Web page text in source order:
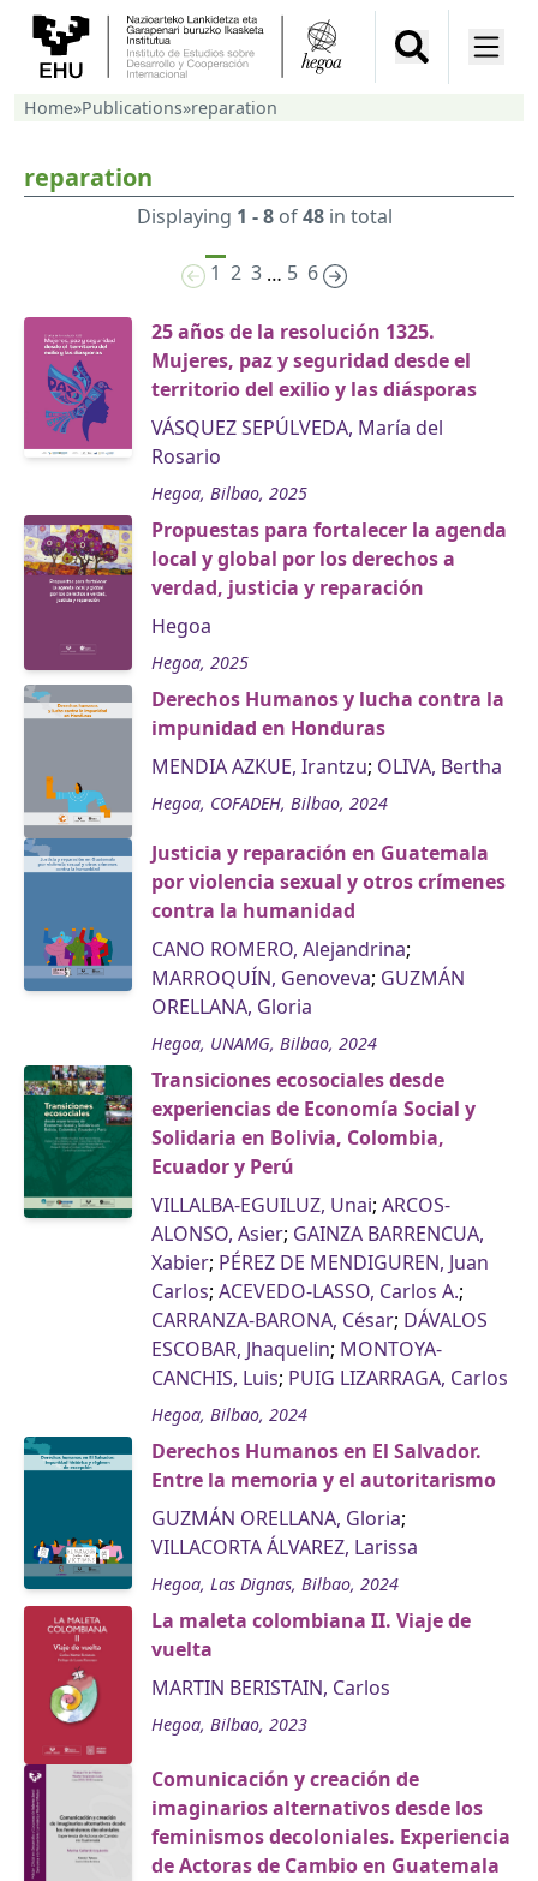
Home»Publications»reparation
reparation
Displaying 1 - 8of48in total
1 2 3 … 5 6
25 años de la resolución 1325.
Mujeres, paz y seguridad desde el
territorio del exilio y las diásporas
VÁSQUEZ SEPÚLVEDA, María del
Rosario
Hegoa, Bilbao, 2025
Propuestas para fortalecer la agenda
local y global por los derechos a
verdad, justicia y reparación
Hegoa
Hegoa, 2025
Derechos Humanos y lucha contra la
impunidad en Honduras
MENDIA AZKUE, Irantzu; OLIVA, Bertha
Hegoa, COFADEH, Bilbao, 2024
Justicia y reparación en Guatemala
por violencia sexual y otros crímenes
contra la humanidad
CANO ROMERO, Alejandrina;
MARROQUÍN, Genoveva; GUZMÁN
ORELLANA, Gloria
Hegoa, UNAMG, Bilbao, 2024
Transiciones ecosociales desde
experiencias de Economía Social y
Solidaria en Bolivia, Colombia,
Ecuador y Perú
VILLALBA-EGUILUZ, Unai; ARCOS-
ALONSO, Asier; GAINZA BARRENCUA,
Xabier; PÉREZ DE MENDIGUREN, Juan
Carlos; ACEVEDO-LASSO, Carlos A.;
CARRANZA-BARONA, César; DÁVALOS
ESCOBAR, Jhaquelin; MONTOYA-
CANCHIS, Luis; PUIG LIZARRAGA, Carlos
Hegoa, Bilbao, 2024
Derechos Humanos en El Salvador.
Entre la memoria y el autoritarismo
GUZMÁN ORELLANA, Gloria;
VILLACORTA ÁLVAREZ, Larissa
Hegoa, Las Dignas, Bilbao, 2024
La maleta colombiana II. Viaje de
vuelta
MARTIN BERISTAIN, Carlos
Hegoa, Bilbao, 2023
Comunicación y creación de
imaginarios alternativos desde los
feminismos decoloniales. Experiencia
de Actoras de Cambio en Guatemala